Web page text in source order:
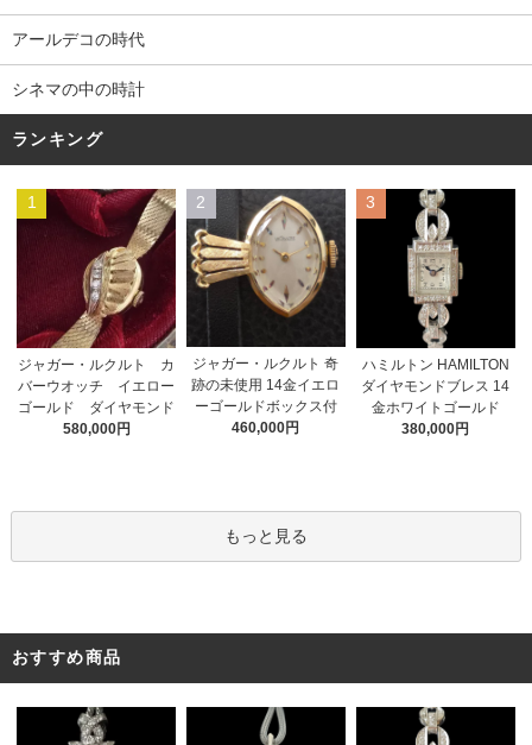
アールデコの時代
シネマの中の時計
ランキング
1
ジャガー・ルクルト カ
バーウオッチ イエロー
ゴールド ダイヤモンド
580,000円
2
ジャガー・ルクルト 奇
跡の未使用 14金イエロ
ーゴールドボックス付
460,000円
3
ハミルトン HAMILTON
ダイヤモンドブレス 14
金ホワイトゴールド
380,000円
もっと見る
おすすめ商品